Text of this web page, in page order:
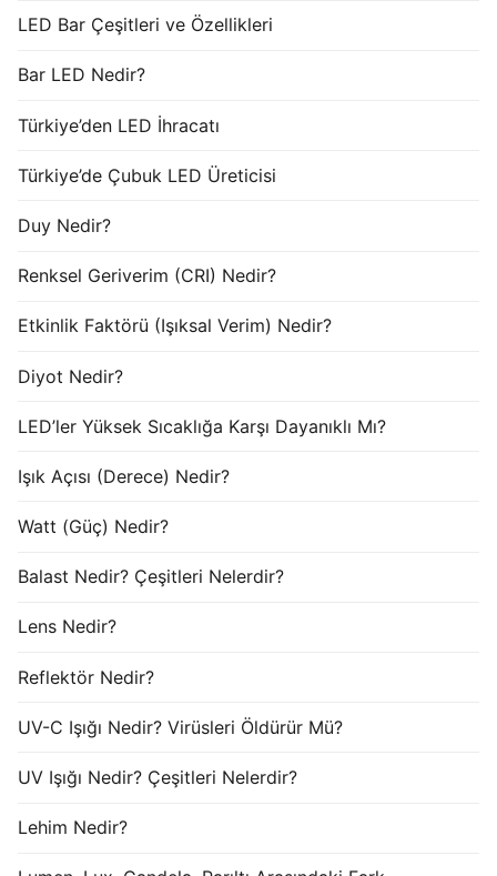
LED Bar Çeşitleri ve Özellikleri
Bar LED Nedir?
Türkiye’den LED İhracatı
Türkiye’de Çubuk LED Üreticisi
Duy Nedir?
Renksel Geriverim (CRI) Nedir?
Etkinlik Faktörü (Işıksal Verim) Nedir?
Diyot Nedir?
LED’ler Yüksek Sıcaklığa Karşı Dayanıklı Mı?
Işık Açısı (Derece) Nedir?
Watt (Güç) Nedir?
Balast Nedir? Çeşitleri Nelerdir?
Lens Nedir?
Reflektör Nedir?
UV-C Işığı Nedir? Virüsleri Öldürür Mü?
UV Işığı Nedir? Çeşitleri Nelerdir?
Lehim Nedir?